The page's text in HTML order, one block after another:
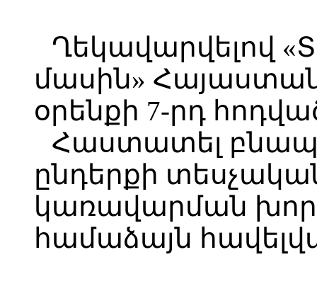
Ղեկավարվելով
մասին»
օրենքի 7-րդ
Հաստատել
ընդերքի
կառավարման
համաձայն